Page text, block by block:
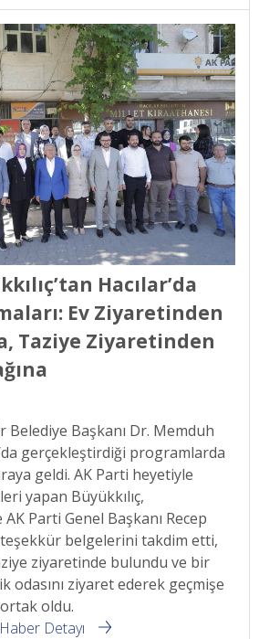
Hacılar’da
Ev Ziyaretinden
Taziye Ziyaretinden
Belediye Başkanı Dr. Memduh
gerçekleştirdiği programlarda
geldi. AK Parti heyetiyle
yapan Büyükkılıç,
Parti Genel Başkanı Recep
teşekkür belgelerini takdim etti,
ziyaretinde bulundu ve bir
odasını ziyaret ederek geçmişe
oldu.
Haber Detayı